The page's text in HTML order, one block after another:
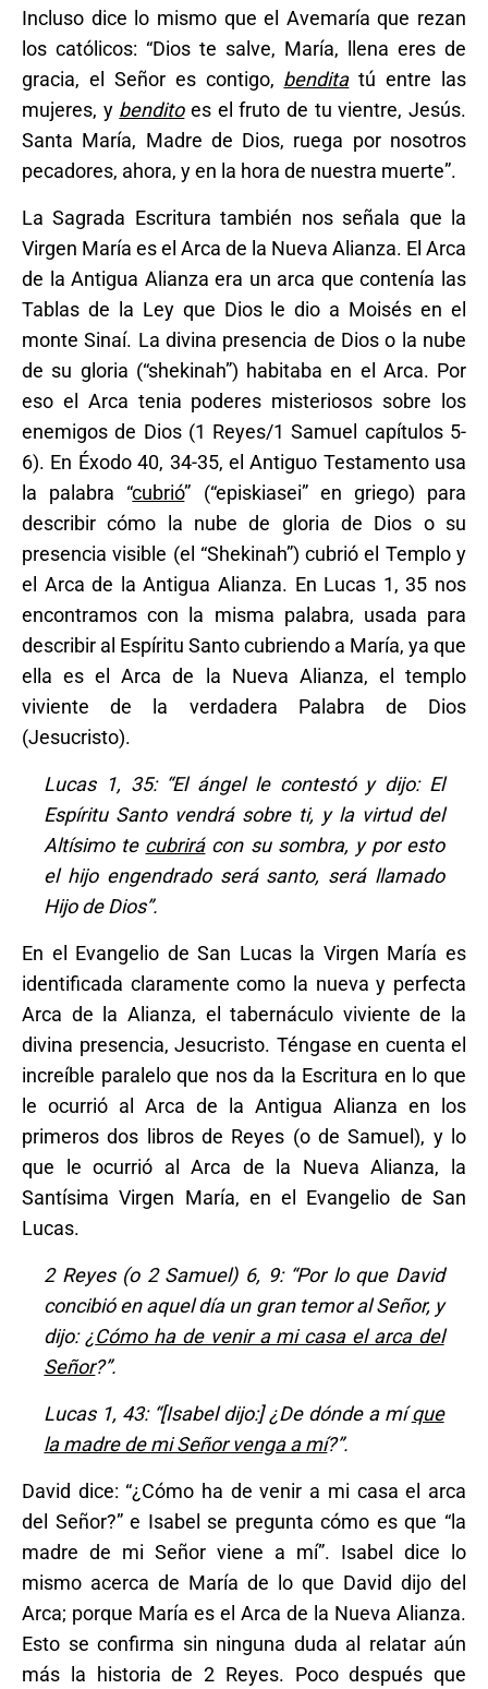
Incluso dice lo mismo que el Avemaría que rezan
los católicos: “Dios te salve, María, llena eres de
gracia, el Señor es contigo, benditatú entre las
mujeres, y benditoes el fruto de tu vientre, Jesús.
Santa María, Madre de Dios, ruega por nosotros
pecadores, ahora, y en la hora de nuestra muerte”.
La Sagrada Escritura también nos señala que la
Virgen María es el Arca de la Nueva Alianza. El Arca
de la Antigua Alianza era un arca que contenía las
Tablas de la Ley que Dios le dio a Moisés en el
monte Sinaí. La divina presencia de Dios o la nube
de su gloria (“shekinah”) habitaba en el Arca. Por
eso el Arca tenia poderes misteriosos sobre los
enemigos de Dios (1 Reyes/1 Samuel capítulos 5-
6). En Éxodo 40, 34-35, el Antiguo Testamento usa
la palabra “cubrió” (“episkiasei” en griego) para
describir cómo la nube de gloria de Dios o su
presencia visible (el “Shekinah”) cubrió el Templo y
el Arca de la Antigua Alianza. En Lucas 1, 35 nos
encontramos con la misma palabra, usada para
describir al Espíritu Santo cubriendo a María, ya que
ella es el Arca de la Nueva Alianza, el templo
viviente de la verdadera Palabra de Dios
(Jesucristo).
Lucas 1, 35: “El ángel le contestó y dijo: El
Espíritu Santo vendrá sobre ti, y la virtud del
Altísimo te cubrirácon su sombra, y por esto
el hijo engendrado será santo, será llamado
Hijo de Dios”.
En el Evangelio de San Lucas la Virgen María es
identificada claramente como la nueva y perfecta
Arca de la Alianza, el tabernáculo viviente de la
divina presencia, Jesucristo. Téngase en cuenta el
increíble paralelo que nos da la Escritura en lo que
le ocurrió al Arca de la Antigua Alianza en los
primeros dos libros de Reyes (o de Samuel), y lo
que le ocurrió al Arca de la Nueva Alianza, la
Santísima Virgen María, en el Evangelio de San
Lucas.
2 Reyes (o 2 Samuel) 6, 9: “Por lo que David
concibió en aquel día un gran temor al Señor, y
dijo: ¿Cómo ha de venir a mi casa el arca del
Señor?”.
Lucas 1, 43: “[Isabel dijo:] ¿De dónde a míque
la madre de mi Señor venga a mí?”.
David dice: “¿Cómo ha de venir a mi casa el arca
del Señor?” e Isabel se pregunta cómo es que “la
madre de mi Señor viene a mí”. Isabel dice lo
mismo acerca de María de lo que David dijo del
Arca; porque María es el Arca de la Nueva Alianza.
Esto se confirma sin ninguna duda al relatar aún
más la historia de 2 Reyes. Poco después que